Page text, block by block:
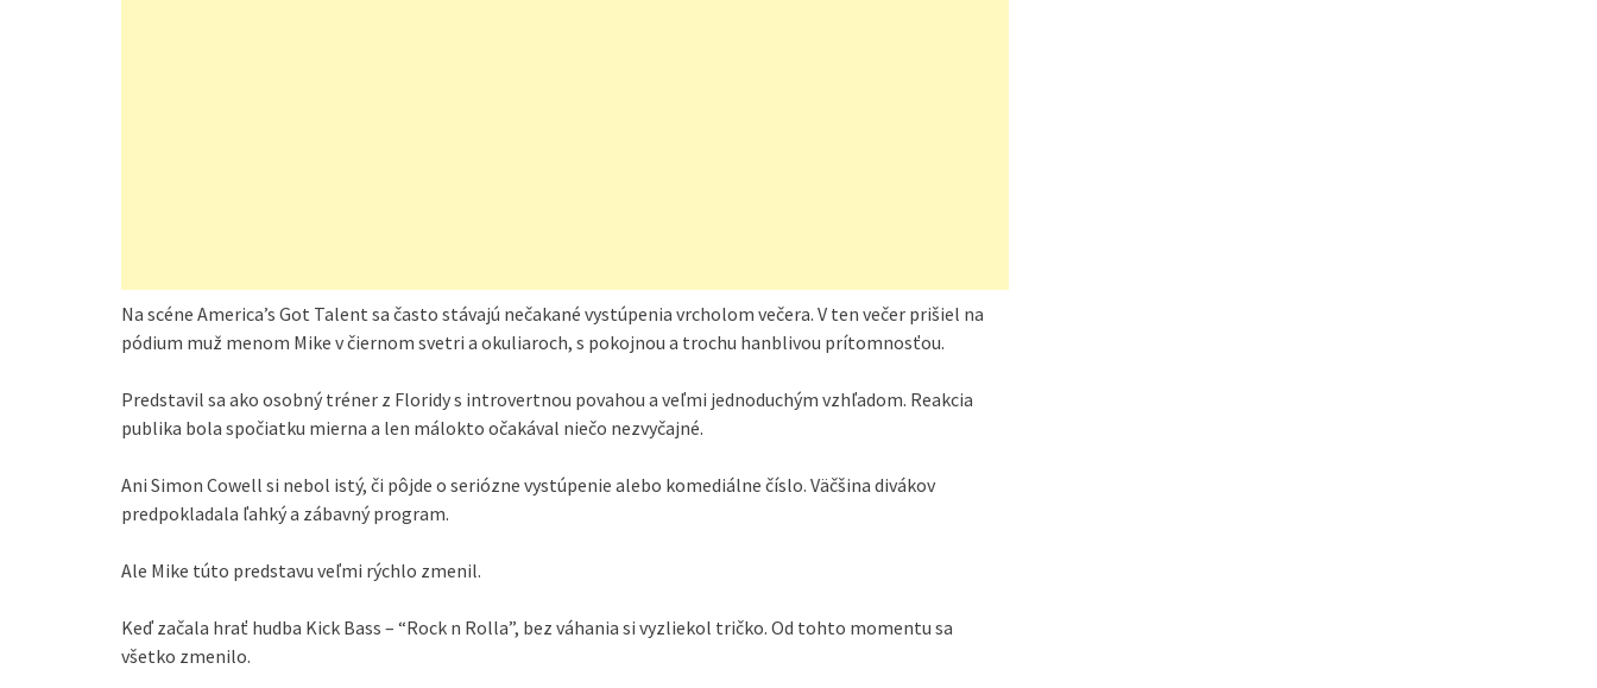
Na scéne America’s Got Talent sa často stávajú nečakané vystúpenia vrcholom večera. V ten večer prišiel na
pódium muž menom Mike v čiernom svetri a okuliaroch, s pokojnou a trochu hanblivou prítomnosťou.
Predstavil sa ako osobný tréner z Floridy s introvertnou povahou a veľmi jednoduchým vzhľadom. Reakcia
publika bola spočiatku mierna a len málokto očakával niečo nezvyčajné.
Ani Simon Cowell si nebol istý, či pôjde o seriózne vystúpenie alebo komediálne číslo. Väčšina divákov
predpokladala ľahký a zábavný program.
Ale Mike túto predstavu veľmi rýchlo zmenil.
Keď začala hrať hudba Kick Bass – “Rock n Rolla”, bez váhania si vyzliekol tričko. Od tohto momentu sa
všetko zmenilo.